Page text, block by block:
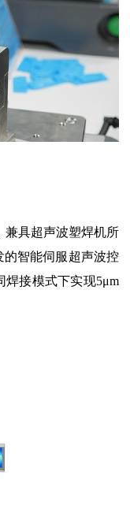
兼具超声波塑焊机所
智能伺服超声波控
焊接模式下实现5μm